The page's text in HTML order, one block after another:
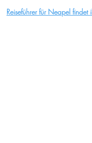
Reiseführer für Neapel